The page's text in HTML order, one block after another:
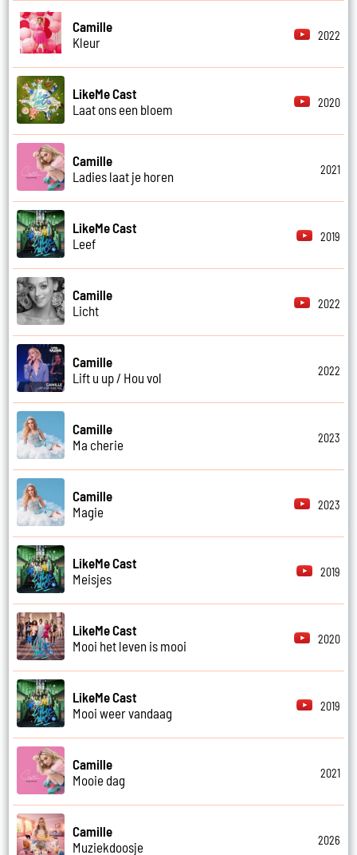
Camille
Kleur
2022
LikeMe Cast
Laat ons een bloem
2020
Camille
Ladies laat je horen
2021
LikeMe Cast
Leef
2019
Camille
Licht
2022
Camille
Lift u up / Hou vol
2022
Camille
Ma cherie
2023
Camille
Magie
2023
LikeMe Cast
Meisjes
2019
LikeMe Cast
Mooi het leven is mooi
2020
LikeMe Cast
Mooi weer vandaag
2019
Camille
Mooie dag
2021
Camille
Muziekdoosje
2026